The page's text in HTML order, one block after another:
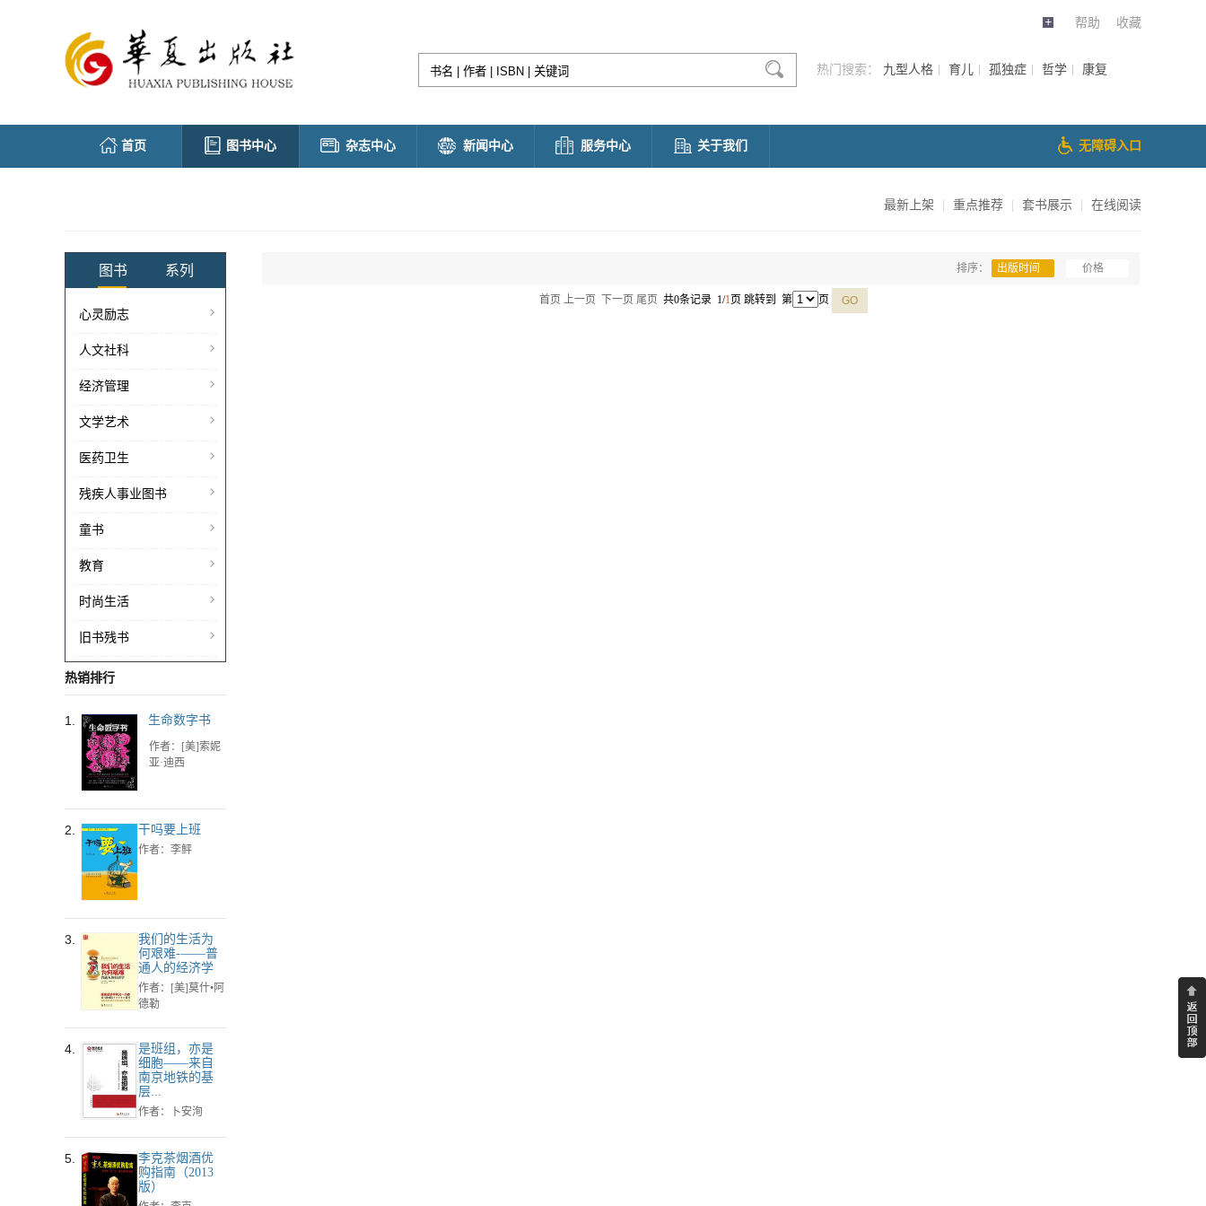
帮助 收藏
热门搜索： 九型人格 育儿 孤独症 哲学 康复
首页 图书中心 杂志中心 新闻中心 服务中心 关于我们 无障碍入口
最新上架 重点推荐 套书展示 在线阅读
图书 系列
心灵励志
人文社科
经济管理
文学艺术
医药卫生
残疾人事业图书
童书
教育
时尚生活
旧书残书
热销排行
1. 生命数字书
作者：[美]索妮
亚·迪西
2. 干吗要上班
作者：李鲆
3.
我们的生活为
何艰难-——普
通人的经济学
作者：[美]莫什•阿
德勒
4.
是班组，亦是
细胞——来自
南京地铁的基
层...
作者：卜安洵
5.
李克茶烟酒优
购指南（2013
版）
排序： 出版时间 价格
首页 上一页 下一页 尾页共0条记录 1/1页 跳转到 第 页 GO